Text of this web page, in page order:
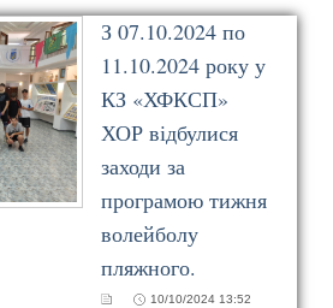
З 07.10.2024 по
11.10.2024 року у
КЗ «ХФКСП»
ХОР відбулися
заходи за
програмою тижня
волейболу
пляжного.
10/10/2024 13:52